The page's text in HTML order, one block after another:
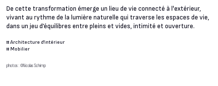
De cette transformation émerge un lieu de vie connecté à l'extérieur,
vivant au rythme de la lumière naturelle qui traverse les espaces de vie,
dans un jeu d’équilibres entre pleins et vides, intimité et ouverture.
#Architecture d'intérieur
# Mobilier
photos : ©Nicolas Schimp